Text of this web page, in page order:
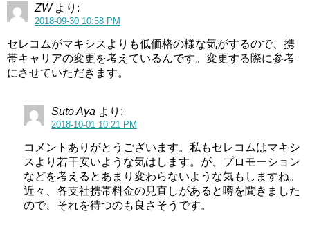
ZW より:
2018-09-30 10:58 PM
セレコムがマキシスよりも低価格の様な気がするので、携
帯キャリアの変更を考えているんです。変更する際に参考
にさせていただきます。
Suto Aya より:
2018-10-01 10:21 PM
コメントありがとうございます。私もセレコムはマキシ
スより若干安いような気はします。が、プロモーション
などを考えるとあまり変わらないような気もしますね。
近々、各支社携帯料金の見直しがあると噂を聞きました
ので、それを待つのも良さそうです。